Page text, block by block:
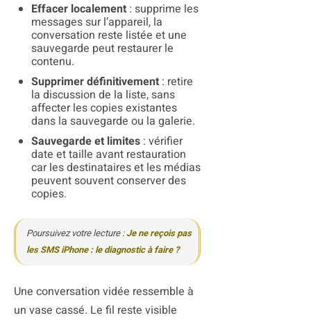
Effacer localement : supprime les
messages sur l’appareil, la
conversation reste listée et une
sauvegarde peut restaurer le
contenu.
Supprimer définitivement : retire
la discussion de la liste, sans
affecter les copies existantes
dans la sauvegarde ou la galerie.
Sauvegarde et limites : vérifier
date et taille avant restauration
car les destinataires et les médias
peuvent souvent conserver des
copies.
Poursuivez votre lecture :Je ne reçois pas
les SMS iPhone : le diagnostic à faire ?
Une conversation vidée ressemble à
un vase cassé. Le fil reste visible